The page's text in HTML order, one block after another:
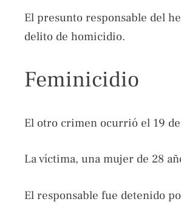
El presunto responsable del
delito de homicidio.
Feminicidio
El otro crimen ocurrió el 19
La víctima, una mujer de 28
El responsable fue detenido